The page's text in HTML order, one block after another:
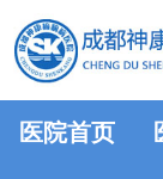
医院首页